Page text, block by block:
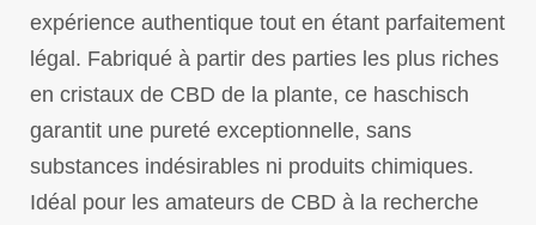
expérience authentique tout en étant parfaitement
légal. Fabriqué à partir des parties les plus riches
en cristaux de CBD de la plante, ce haschisch
garantit une pureté exceptionnelle, sans
substances indésirables ni produits chimiques.
Idéal pour les amateurs de CBD à la recherche